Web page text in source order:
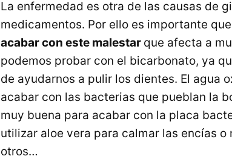
La enfermedad es otra de las causas de
medicamentos. Por ello es importante
acabar con este malestar que afecta a
podemos probar con el bicarbonato, ya
de ayudarnos a pulir los dientes. El agua
acabar con las bacterias que pueblan la
muy buena para acabar con la placa
utilizar aloe vera para calmar las encías
otros…